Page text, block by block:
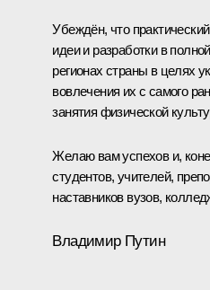
Убеждён, что
идеи и разработки в
регионах страны в целях
вовлечения их с самого
занятия физической
Желаю вам успехов и,
студентов, учителей,
наставников вузов,
Владимир Путин